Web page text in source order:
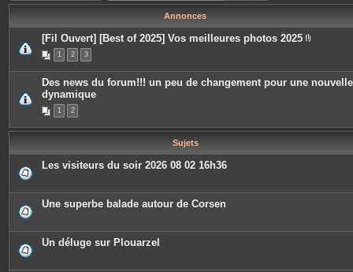
Annonces
[Fil Ouvert] [Best of 2025] Vos meilleures photos 2025
c
e
n
1 2 3
Des news du forum!!! un peu de changement pour une nouvelle
dynamique
1 2
Sujets
Les visiteurs du soir 2026 08 02 16h36
Une superbe balade autour de Corsen
Un déluge sur Plouarzel